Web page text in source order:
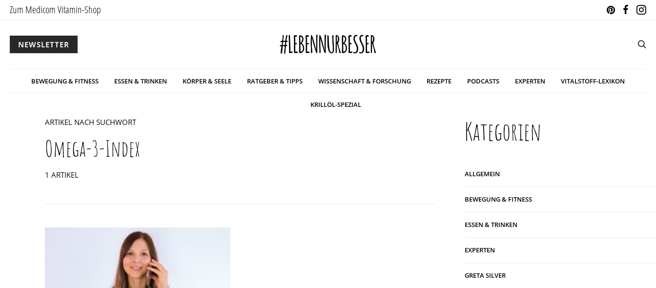
Zum Medicom Vitamin-Shop
NEWSLETTER
BEWEGUNG & FITNESS ESSEN & TRINKEN KÖRPER & SEELE RATGEBER & TIPPS WISSENSCHAFT & FORSCHUNG REZEPTE PODCASTS EXPERTEN VITALSTOFF-LEXIKON
KRILLÖL-SPEZIAL
ARTIKEL NACH SUCHWORT
Omega-3-Index
1 ARTIKEL
Kategorien
ALLGEMEIN
BEWEGUNG & FITNESS
ESSEN & TRINKEN
EXPERTEN
GRETA SILVER